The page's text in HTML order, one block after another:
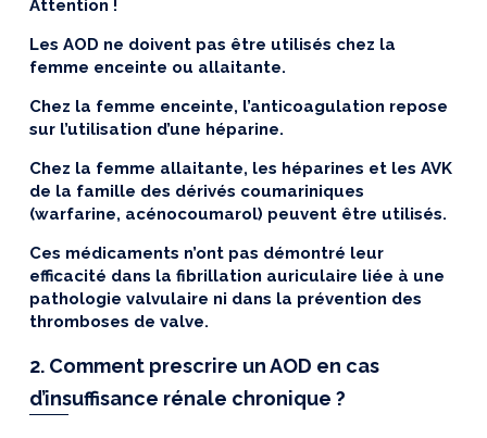
Attention !
Les AOD ne doivent pas être utilisés chez la
femme enceinte ou allaitante.
Chez la femme enceinte, l’anticoagulation repose
sur l’utilisation d’une héparine.
Chez la femme allaitante, les héparines et les AVK
de la famille des dérivés coumariniques
(warfarine, acénocoumarol) peuvent être utilisés.
Ces médicaments n’ont pas démontré leur
efficacité dans la fibrillation auriculaire liée à une
pathologie valvulaire ni dans la prévention des
thromboses de valve.
2. Comment prescrire un AOD en cas
d’insuffisance rénale chronique ?